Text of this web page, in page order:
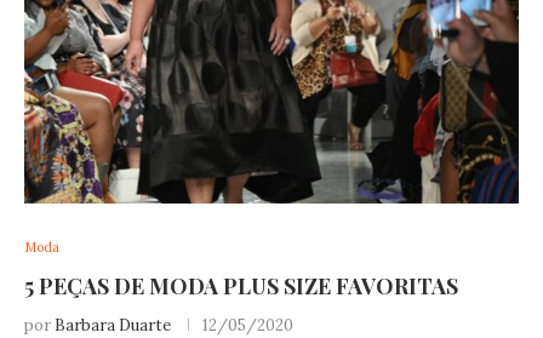
Moda
5 PEÇAS DE MODA PLUS SIZE FAVORITAS
por Barbara Duarte 12/05/2020